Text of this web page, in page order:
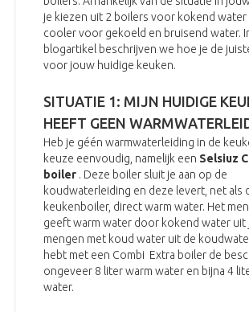
je kiezen uit 2 boilers voor kokend water
cooler voor gekoeld en bruisend water.
blogartikel beschrijven we hoe je de
voor jouw huidige keuken.
SITUATIE 1: MIJN HUIDIGE
HEEFT GEEN
Heb je géén warmwaterleiding in de
keuze eenvoudig, namelijk een Selsiuz
boiler . Deze boiler sluit je aan op de
koudwaterleiding en deze levert, net als
keukenboiler, direct warm water. Het
geeft warm water door kokend water uit
mengen met koud water uit de
hebt met een Combi Extra boiler de
ongeveer 8 liter warm water en bijna 4
water.